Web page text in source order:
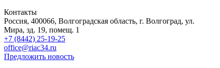
Контакты
Россия, 400066, Волгоградская область, г. Волгоград, ул.
Мира, зд. 19, помещ. 1
+7 (8442) 25-19-25
office@riac34.ru
Предложить новость